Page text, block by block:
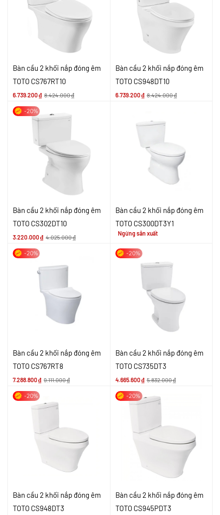
Bàn cầu 2 khối nắp đóng êm
TOTO CS767RT10
6.739.200₫ 8.424.000₫
Bàn cầu 2 khối nắp đóng êm
TOTO CS948DT10
6.739.200₫ 8.424.000₫
-20%
Bàn cầu 2 khối nắp đóng êm
TOTO CS302DT10
3.220.000₫ 4.025.000₫
Bàn cầu 2 khối nắp đóng êm
TOTO CS300DT3Y1
Ngừng sản xuất
-20%
Bàn cầu 2 khối nắp đóng êm
TOTO CS767RT8
7.288.800₫ 9.111.000₫
-20%
Bàn cầu 2 khối nắp đóng êm
TOTO CS735DT3
4.665.600₫ 5.832.000₫
-20%
Bàn cầu 2 khối nắp đóng êm
TOTO CS948DT3
-20%
Bàn cầu 2 khối nắp đóng êm
TOTO CS945PDT3